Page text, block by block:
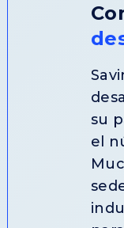
su
el